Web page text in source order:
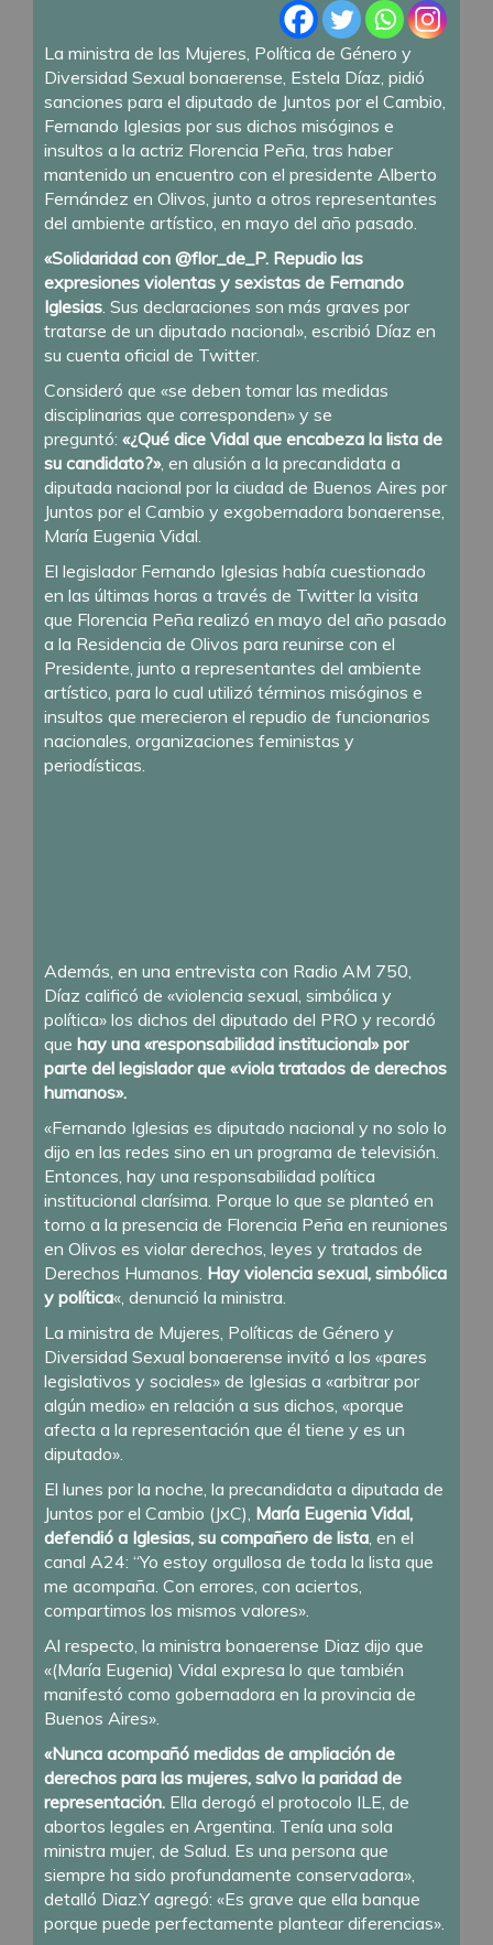
La ministra de las Mujeres, Política de Género y
Diversidad Sexual bonaerense, Estela Díaz, pidió
sanciones para el diputado de Juntos por el Cambio,
Fernando Iglesias por sus dichos misóginos e
insultos a la actriz Florencia Peña, tras haber
mantenido un encuentro con el presidente Alberto
Fernández en Olivos, junto a otros representantes
del ambiente artístico, en mayo del año pasado.
«Solidaridad con @flor_de_P. Repudio las
expresiones violentas y sexistas de Fernando
Iglesias . Sus declaraciones son más graves por
tratarse de un diputado nacional», escribió Díaz en
su cuenta oficial de Twitter.
Consideró que «se deben tomar las medidas
disciplinarias que corresponden» y se
preguntó: «¿Qué dice Vidal que encabeza la lista de
su candidato?», en alusión a la precandidata a
diputada nacional por la ciudad de Buenos Aires por
Juntos por el Cambio y exgobernadora bonaerense,
María Eugenia Vidal.
El legislador Fernando Iglesias había cuestionado
en las últimas horas a través de Twitter la visita
que Florencia Peña realizó en mayo del año pasado
a la Residencia de Olivos para reunirse con el
Presidente, junto a representantes del ambiente
artístico, para lo cual utilizó términos misóginos e
insultos que merecieron el repudio de funcionarios
nacionales, organizaciones feministas y
periodísticas.
Además, en una entrevista con Radio AM 750,
Díaz calificó de «violencia sexual, simbólica y
política» los dichos del diputado del PRO y recordó
que hay una «responsabilidad institucional» por
parte del legislador que «viola tratados de derechos
humanos».
«Fernando Iglesias es diputado nacional y no solo lo
dijo en las redes sino en un programa de televisión.
Entonces, hay una responsabilidad política
institucional clarísima. Porque lo que se planteó en
torno a la presencia de Florencia Peña en reuniones
en Olivos es violar derechos, leyes y tratados de
Derechos Humanos. Hay violencia sexual, simbólica
y política«, denunció la ministra.
La ministra de Mujeres, Políticas de Género y
Diversidad Sexual bonaerense invitó a los «pares
legislativos y sociales» de Iglesias a «arbitrar por
algún medio» en relación a sus dichos, «porque
afecta a la representación que él tiene y es un
diputado».
El lunes por la noche, la precandidata a diputada de
Juntos por el Cambio (JxC), María Eugenia Vidal,
defendió a Iglesias, su compañero de lista , en el
canal A24: “Yo estoy orgullosa de toda la lista que
me acompaña. Con errores, con aciertos,
compartimos los mismos valores».
Al respecto, la ministra bonaerense Diaz dijo que
«(María Eugenia) Vidal expresa lo que también
manifestó como gobernadora en la provincia de
Buenos Aires».
«Nunca acompañó medidas de ampliación de
derechos para las mujeres, salvo la paridad de
representación. Ella derogó el protocolo ILE, de
abortos legales en Argentina. Tenía una sola
ministra mujer, de Salud. Es una persona que
siempre ha sido profundamente conservadora»,
detalló Diaz.Y agregó: «Es grave que ella banque
porque puede perfectamente plantear diferencias».